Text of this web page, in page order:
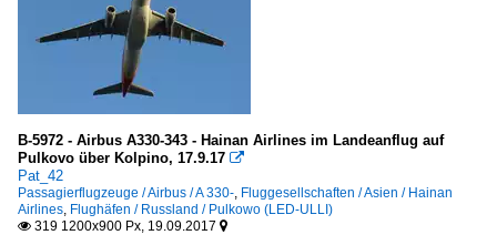
B-5972 - Airbus A330-343 - Hainan Airlines im Landeanflug auf
Pulkovo über Kolpino, 17.9.17 
Pat_42
Passagierflugzeuge / Airbus / A 330-, Fluggesellschaften / Asien / Hainan
Airlines, Flughäfen / Russland / Pulkowo (LED-ULLI)
 319 1200x900 Px, 19.09.2017 